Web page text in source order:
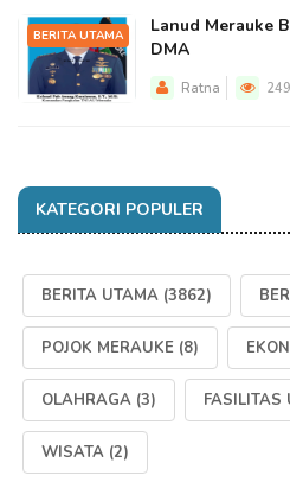
BERITA UTAMA
Lanud Merauke
DMA
Ratna
KATEGORI POPULER
BERITA UTAMA (3862)
POJOK MERAUKE (8)
OLAHRAGA (3) FASILITAS
WISATA (2)